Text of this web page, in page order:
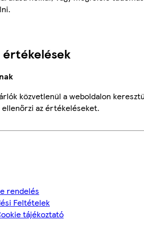
értékelések
közvetlenül a weboldalon
ellenőrzi az értékeléseket.
rendelés
Feltételek
tájékoztató